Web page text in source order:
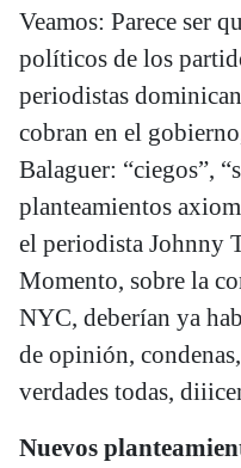
Veamos: Parece ser
políticos de los
periodistas
cobran en el
Balaguer: “ciegos”,
planteamientos
el periodista Johnny
Momento, sobre la
NYC, deberían ya
de opinión,
verdades todas,
Nuevos